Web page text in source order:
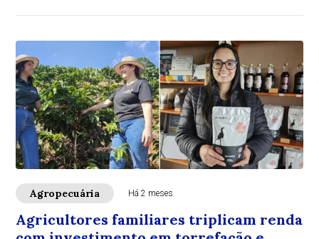
Agropecuária Há 2 meses
Agricultores familiares triplicam renda